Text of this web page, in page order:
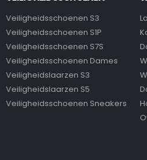
Veiligheidsschoenen S3
Veiligheidsschoenen S1P
Veiligheidsschoenen S7S
Veiligheidsschoenen Dames
Veiligheidslaarzen S3
Veiligheidslaarzen S5
Veiligheidsschoenen Sneakers